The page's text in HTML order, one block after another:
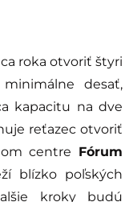
roka otvoriť štyri
desať,
kapacitu na dve
reťazec otvoriť
centre Fórum
blízko poľských
kroky budú